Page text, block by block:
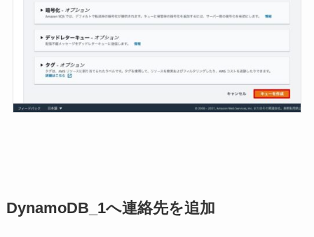
DynamoDB_1へ連絡先を追加